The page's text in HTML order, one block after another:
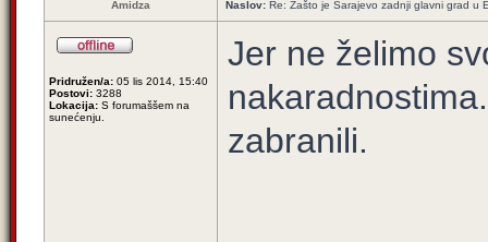
Amidza Naslov: Re: Zašto je Sarajevo zadnji glavni grad u
Pridružen/a: 05 lis 2014, 15:40
Postovi: 3288
Lokacija: S forumaššem na
sunećenju.
Jer ne želimo
zabranili.